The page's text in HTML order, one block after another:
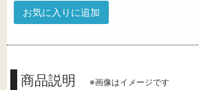
お気に入りに追加
商品説明 ※画像はイメージです